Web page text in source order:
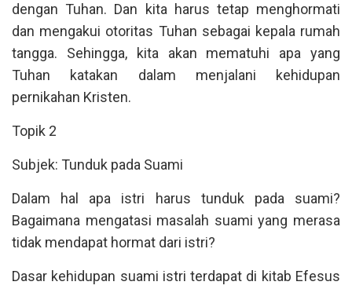
dengan Tuhan. Dan kita harus tetap menghormati
dan mengakui otoritas Tuhan sebagai kepala rumah
tangga. Sehingga, kita akan mematuhi apa yang
Tuhan katakan dalam menjalani kehidupan
pernikahan Kristen.
Topik 2
Subjek: Tunduk pada Suami
Dalam hal apa istri harus tunduk pada suami?
Bagaimana mengatasi masalah suami yang merasa
tidak mendapat hormat dari istri?
Dasar kehidupan suami istri terdapat di kitab Efesus